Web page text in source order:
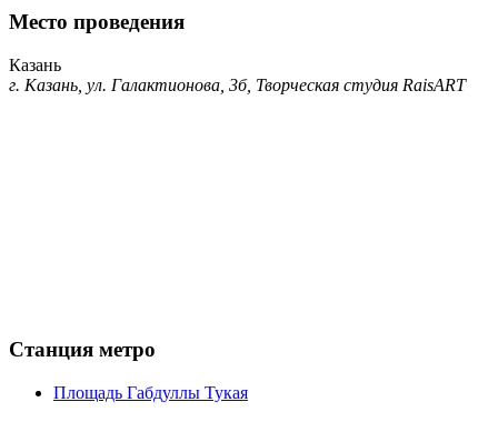
Место проведения
Казань
г. Казань, ул. Галактионова, 3б, Творческая студия RaisART
Станция метро
Площадь Габдуллы Тукая